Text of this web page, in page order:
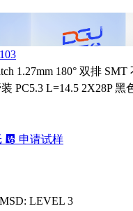
1.27mm 180° 双排 SMT
PC5.3 L=14.5 2X28P 黑
申请试样
LEVEL 3